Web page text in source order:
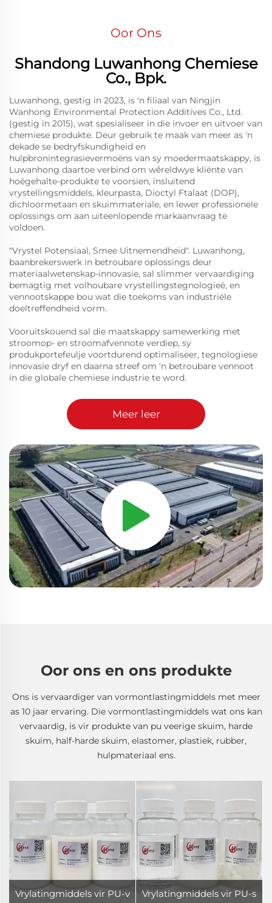
Oor Ons
Shandong Luwanhong Chemiese
Co., Bpk.
Luwanhong, gestig in 2023, is 'n filiaal van Ningjin
Wanhong Environmental Protection Additives Co., Ltd.
(gestig in 2015), wat spesialiseer in die invoer en uitvoer van
chemiese produkte. Deur gebruik te maak van meer as 'n
dekade se bedryfskundigheid en
hulpbronintegrasievermoëns van sy moedermaatskappy, is
Luwanhong daartoe verbind om wêreldwye kliënte van
hoëgehalte-produkte te voorsien, insluitend
vrystellingsmiddels, kleurpasta, Dioctyl Ftalaat (DOP),
dichloormetaan en skuimmateriale, en lewer professionele
oplossings om aan uiteenlopende markaanvraag te
voldoen.
"Vrystel Potensiaal, Smee Uitnemendheid". Luwanhong,
baanbrekerswerk in betroubare oplossings deur
materiaalwetenskap-innovasie, sal slimmer vervaardiging
bemagtig met volhoubare vrystellingstegnologieë, en
vennootskappe bou wat die toekoms van industriële
doeltreffendheid vorm.
Vooruitskouend sal die maatskappy samewerking met
stroomop- en stroomafvennote verdiep, sy
produkportefeulje voortdurend optimaliseer, tegnologiese
innovasie dryf en daarna streef om 'n betroubare vennoot
in die globale chemiese industrie te word.
Meer leer
Oor ons en ons produkte
Ons is vervaardiger van vormontlastingmiddels met meer
as 10 jaar ervaring. Die vormontlastingmiddels wat ons kan
vervaardig, is vir produkte van pu veerige skuim, harde
skuim, half-harde skuim, elastomer, plastiek, rubber,
hulpmateriaal ens.
Vrylatingmiddels vir PU-v Vrylatingmiddels vir PU-s